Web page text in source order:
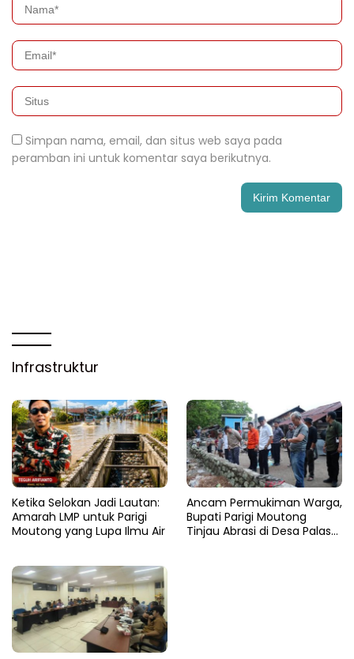
Simpan nama, email, dan situs web saya pada
peramban ini untuk komentar saya berikutnya.
Infrastruktur
Ketika Selokan Jadi Lautan:
Amarah LMP untuk Parigi
Moutong yang Lupa Ilmu Air
Ancam Permukiman Warga,
Bupati Parigi Moutong
Tinjau Abrasi di Desa Palasa